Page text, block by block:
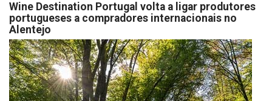
Wine Destination Portugal volta a ligar produtores
portugueses a compradores internacionais no
Alentejo